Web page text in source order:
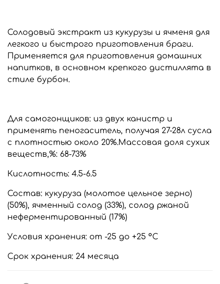
Солодовый экстракт из кукурузы и ячменя для
легкого и быстрого приготовления браги.
Применяется для приготовления домашних
напитков, в основном крепкого дистиллята в
стиле бурбон.
Для самогонщиков: из двух канистр и
применять пеногаситель, получая 27-28л сусла
с плотностью около 20%.Массовая доля сухих
веществ,%: 68-73%
Кислотность: 4.5-6.5
Состав: кукуруза (молотое цельное зерно)
(50%), ячменный солод (33%), солод ржаной
неферментированный (17%)
Условия хранения: от -25 до +25 °С
Срок хранения: 24 месяца